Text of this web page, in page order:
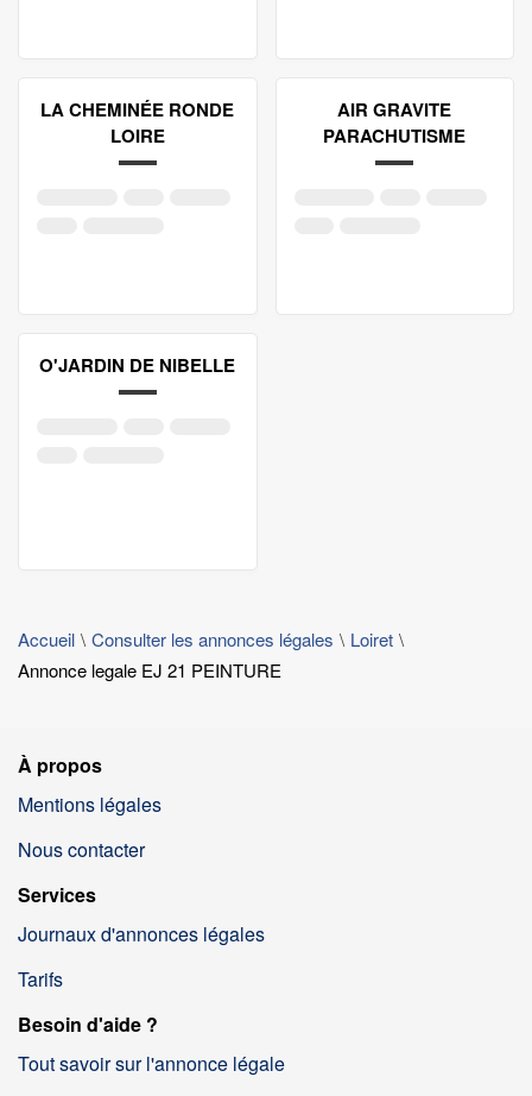
LA CHEMINÉE RONDE
LOIRE
AIR GRAVITE
PARACHUTISME
O'JARDIN DE NIBELLE
Accueil Consulter les annonces légales
Loiret
Annonce legale EJ 21 PEINTURE
À propos
Mentions légales
Nous contacter
Services
Journaux d'annonces légales
Tarifs
Besoin d'aide ?
Tout savoir sur l'annonce légale